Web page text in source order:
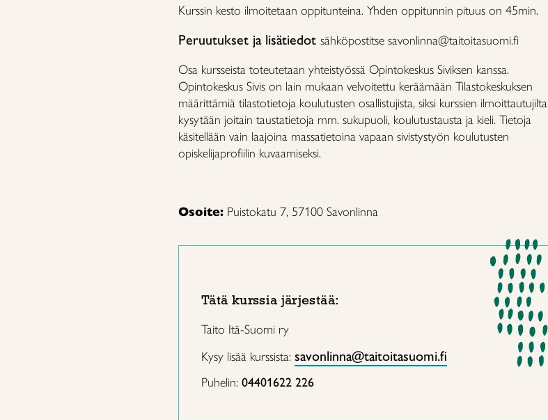
Kurssin kesto ilmoitetaan oppitunteina. Yhden oppitunnin pituus on 45min.
Peruutukset ja lisätiedot sähköpostitse savonlinna@taitoitasuomi.fi
Osa kursseista toteutetaan yhteistyössä Opintokeskus Siviksen kanssa.
Opintokeskus Sivis on lain mukaan velvoitettu keräämään Tilastokeskuksen
määrittämiä tilastotietoja koulutusten osallistujista, siksi kurssien ilmoittautujilta
kysytään joitain taustatietoja mm. sukupuoli, koulutustausta ja kieli. Tietoja
käsitellään vain laajoina massatietoina vapaan sivistystyön koulutusten
opiskelijaprofiilin kuvaamiseksi.
Osoite: Puistokatu 7, 57100 Savonlinna
Tätä kurssia järjestää:
Taito Itä-Suomi ry
Kysy lisää kurssista: savonlinna@taitoitasuomi.fi
Puhelin: 04401622 226